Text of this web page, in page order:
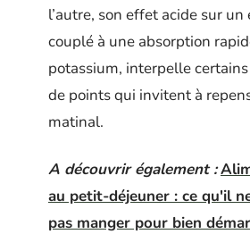
l’autre, son effet acide sur un
couplé à une absorption
potassium, interpelle
de points qui invitent à
matinal.
A découvrir également :
au petit-déjeuner : ce qu'il
pas manger pour bien